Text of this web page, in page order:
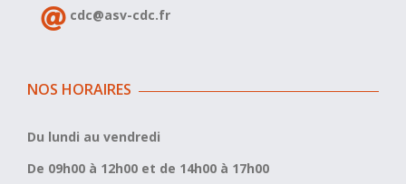
cdc@asv-cdc.fr
NOS HORAIRES
Du lundi au vendredi
De 09h00 à 12h00 et de 14h00 à 17h00